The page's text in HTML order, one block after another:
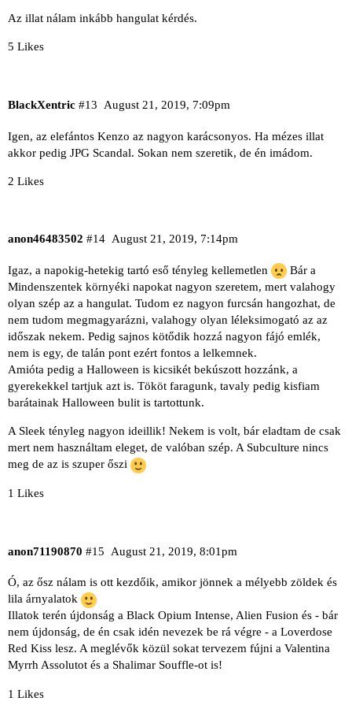
Az illat nálam inkább hangulat kérdés.
5 Likes
BlackXentric August 21, 2019, 7:09pm
#13
Igen, az elefántos Kenzo az nagyon karácsonyos. Ha mézes illat
akkor pedig JPG Scandal. Sokan nem szeretik, de én imádom.
2 Likes
anon46483502 August 21, 2019, 7:14pm
#14
Igaz, a napokig-hetekig tartó eső tényleg kellemetlen
Bár a
Mindenszentek környéki napokat nagyon szeretem, mert valahogy
olyan szép az a hangulat. Tudom ez nagyon furcsán hangozhat, de
nem tudom megmagyarázni, valahogy olyan léleksimogató az az
időszak nekem. Pedig sajnos kötődik hozzá nagyon fájó emlék,
nem is egy, de talán pont ezért fontos a lelkemnek.
Amióta pedig a Halloween is kicsikét bekúszott hozzánk, a
gyerekekkel tartjuk azt is. Tököt faragunk, tavaly pedig kisfiam
barátainak Halloween bulit is tartottunk.
A Sleek tényleg nagyon ideillik! Nekem is volt, bár eladtam de csak
mert nem használtam eleget, de valóban szép. A Subculture nincs
meg de az is szuper őszi
1 Likes
anon71190870 August 21, 2019, 8:01pm
#15
Ó, az ősz nálam is ott kezdőik, amikor jönnek a mélyebb zöldek és
lila árnyalatok
Illatok terén újdonság a Black Opium Intense, Alien Fusion és - bár
nem újdonság, de én csak idén nevezek be rá végre - a Loverdose
Red Kiss lesz. A meglévők közül sokat tervezem fújni a Valentina
Myrrh Assolutot és a Shalimar Souffle-ot is!
1 Likes